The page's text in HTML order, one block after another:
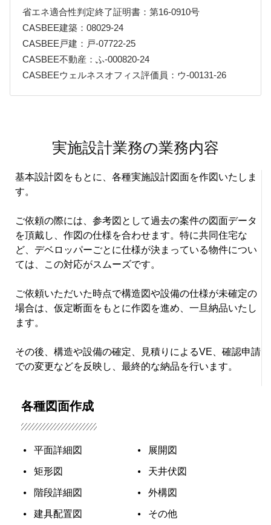
省エネ適合性判定終了証明書：第16-0910号
CASBEE建築：08029-24
CASBEE戸建：戸-07722-25
CASBEE不動産：ふ-000820-24
CASBEEウェルネスオフィス評価員：ウ-00131-26
実施設計業務の業務内容
基本設計図をもとに、各種実施設計図面を作図いたしま
す。
ご依頼の際には、参考図として過去の案件の図面データ
を頂戴し、作図の仕様を合わせます。特に共同住宅な
ど、デベロッパーごとに仕様が決まっている物件につい
ては、この対応がスムーズです。
ご依頼いただいた時点で構造図や設備の仕様が未確定の
場合は、仮定断面をもとに作図を進め、一旦納品いたし
ます。
その後、構造や設備の確定、見積りによるVE、確認申請
での変更などを反映し、最終的な納品を行います。
各種図面作成
平面詳細図
矩形図
階段詳細図
建具配置図
展開図
天井伏図
外構図
その他